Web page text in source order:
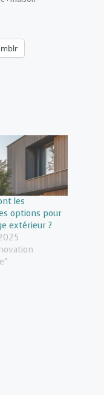
les
options pour
extérieur ?